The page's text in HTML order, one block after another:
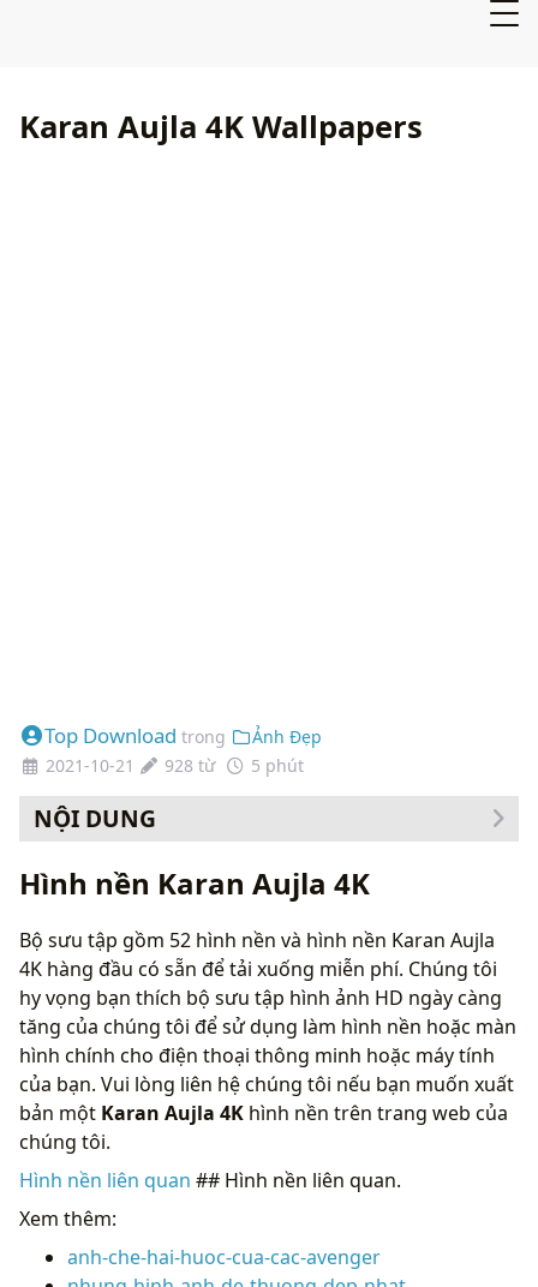
Karan Aujla 4K Wallpapers
Top Download trong
Ảnh Đẹp
2021-10-21
928 từ 5 phút
NỘI DUNG
Hình nền Karan Aujla 4K
Bộ sưu tập gồm 52 hình nền và hình nền Karan Aujla
4K hàng đầu có sẵn để tải xuống miễn phí. Chúng tôi
hy vọng bạn thích bộ sưu tập hình ảnh HD ngày càng
tăng của chúng tôi để sử dụng làm hình nền hoặc màn
hình chính cho điện thoại thông minh hoặc máy tính
của bạn. Vui lòng liên hệ chúng tôi nếu bạn muốn xuất
bản một Karan Aujla 4K hình nền trên trang web của
chúng tôi.
Hình nền liên quan ## Hình nền liên quan.
Xem thêm:
anh-che-hai-huoc-cua-cac-avenger